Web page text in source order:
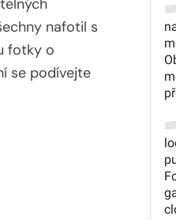
nafotil s
fotky o
se podívejte